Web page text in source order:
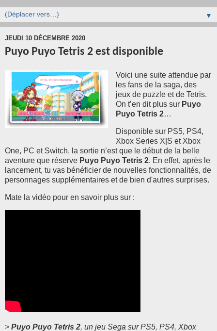
▼
JEUDI 10 DÉCEMBRE 2020
Puyo Puyo Tetris 2 est disponible
Voici une suite attendue par
les fans de la saga, des
jeux de puzzle et de Tetris.
On t’en dit plus sur Puyo
Puyo Tetris 2…
Disponible sur PS5, PS4,
Xbox Series X|S et Xbox
One, PC et Switch, la sortie n’est que le début de la belle
aventure que réserve Puyo Puyo Tetris 2. En effet, après le
lancement, tu vas bénéficier de nouvelles fonctionnalités, de
personnages supplémentaires et de bien d'autres surprises.
Mate la vidéo pour en savoir plus sur :
> Puyo Puyo Tetris 2, un jeu Sega surPS5, PS4, Xbox